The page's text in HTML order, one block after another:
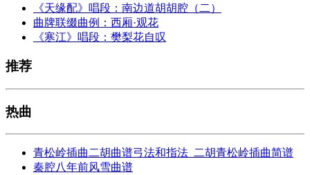
《天缘配》唱段：南边道胡胡腔（二）
曲牌联缀曲例：西厢·观花
《寒江》唱段：樊梨花自叹
推荐
热曲
青松岭插曲二胡曲谱弓法和指法_二胡青松岭插曲简谱
秦腔八年前风雪曲谱